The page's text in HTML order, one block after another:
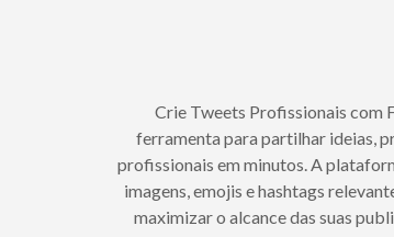
Crie Tweets Profissionais com
ferramenta para partilhar ideias,
profissionais em minutos. A
imagens, emojis e hashtags
maximizar o alcance das suas